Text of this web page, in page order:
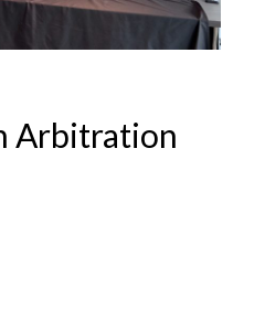
Arbitration